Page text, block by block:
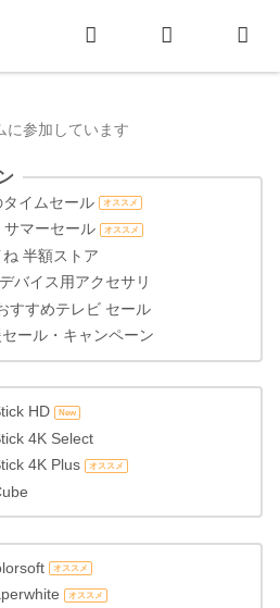
に参加しています
タイムセール オススメ
サマーセール オススメ
半額ストア
バイス用アクセサリ
すすめテレビ セール
ール・キャンペーン
HD New
4K Select
4K Plus オススメ
オススメ
オススメ